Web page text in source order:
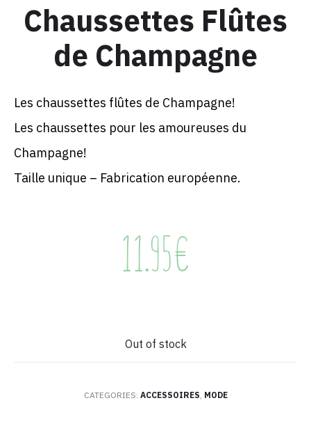
Chaussettes Flûtes
de Champagne
Les chaussettes flûtes de Champagne!
Les chaussettes pour les amoureuses du
Champagne!
Taille unique – Fabrication européenne.
11.95€
Out of stock
CATEGORIES: ACCESSOIRES MODE